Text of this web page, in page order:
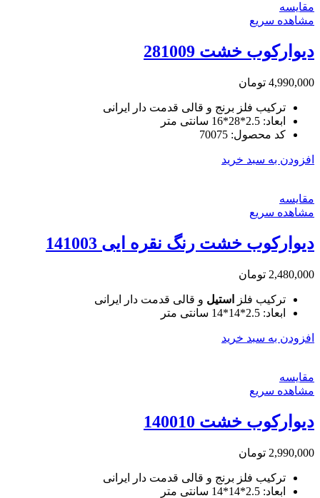
مقایسه
مشاهده سریع
دیوارکوب خشت 281009
4,990,000 تومان
ترکیب فلز برنج و قالی قدمت دار ایرانی
ابعاد: 2.5*28*16 سانتی متر
کد محصول: 70075
افزودن به سبد خرید
مقایسه
مشاهده سریع
دیوارکوب خشت رنگ نقره ایی 141003
2,480,000 تومان
ترکیب فلز استیل و قالی قدمت دار ایرانی
ابعاد: 2.5*14*14 سانتی متر
افزودن به سبد خرید
مقایسه
مشاهده سریع
دیوارکوب خشت 140010
2,990,000 تومان
ترکیب فلز برنج و قالی قدمت دار ایرانی
ابعاد: 2.5*14*14 سانتی متر